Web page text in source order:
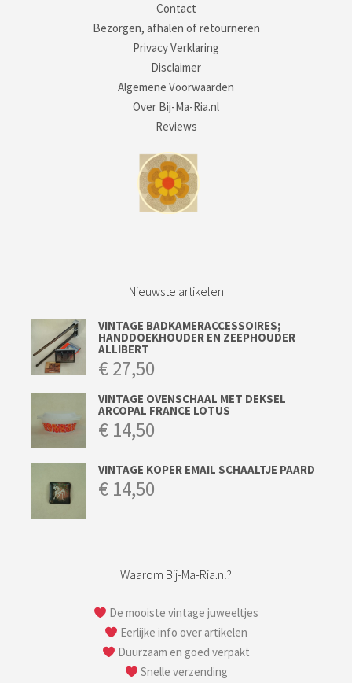
Contact
Bezorgen, afhalen of retourneren
Privacy Verklaring
Disclaimer
Algemene Voorwaarden
Over Bij-Ma-Ria.nl
Reviews
Nieuwste artikelen
VINTAGE BADKAMERACCESSOIRES;
HANDDOEKHOUDER EN ZEEPHOUDER
ALLIBERT
€27,50
VINTAGE OVENSCHAAL MET DEKSEL
ARCOPAL FRANCE LOTUS
€ 14,50
VINTAGE KOPER EMAIL SCHAALTJE PAARD
€ 14,50
Waarom Bij-Ma-Ria.nl?
De mooiste vintage juweeltjes
Eerlijke info over artikelen
Duurzaam en goed verpakt
Snelle verzending